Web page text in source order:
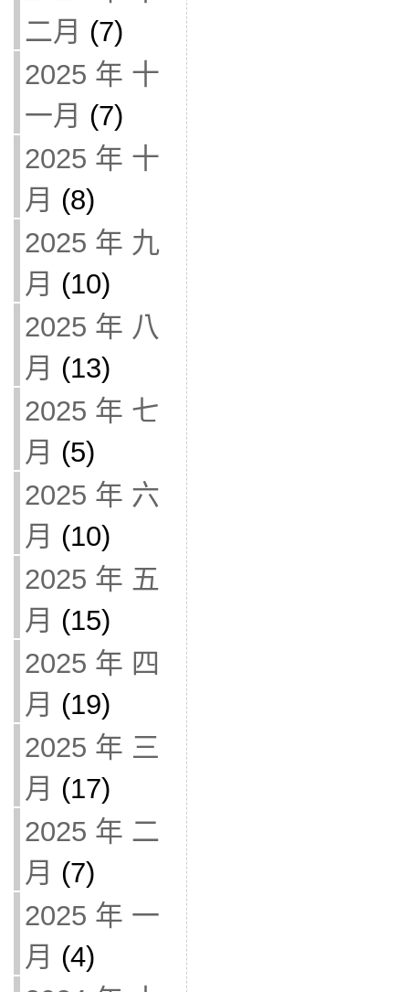
二月 (7)
2025 年 十
一月 (7)
2025 年 十
月 (8)
2025 年 九
月 (10)
2025 年 八
月 (13)
2025 年 七
月 (5)
2025 年 六
月 (10)
2025 年 五
月 (15)
2025 年 四
月 (19)
2025 年 三
月 (17)
2025 年 二
月 (7)
2025 年 一
月 (4)